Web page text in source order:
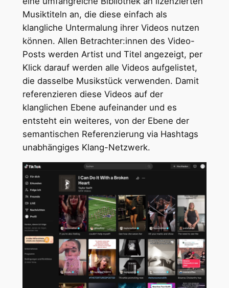
Musiktiteln an, die diese einfach als
klangliche Untermalung ihrer Videos nutzen
können. Allen Betrachter:innen des Video-
Posts werden Artist und Titel angezeigt, per
Klick darauf werden alle Videos aufgelistet,
die dasselbe Musikstück verwenden. Damit
referenzieren diese Videos auf der
klanglichen Ebene aufeinander und es
entsteht ein weiteres, von der Ebene der
semantischen Referenzierung via Hashtags
unabhängiges Klang-Netzwerk.